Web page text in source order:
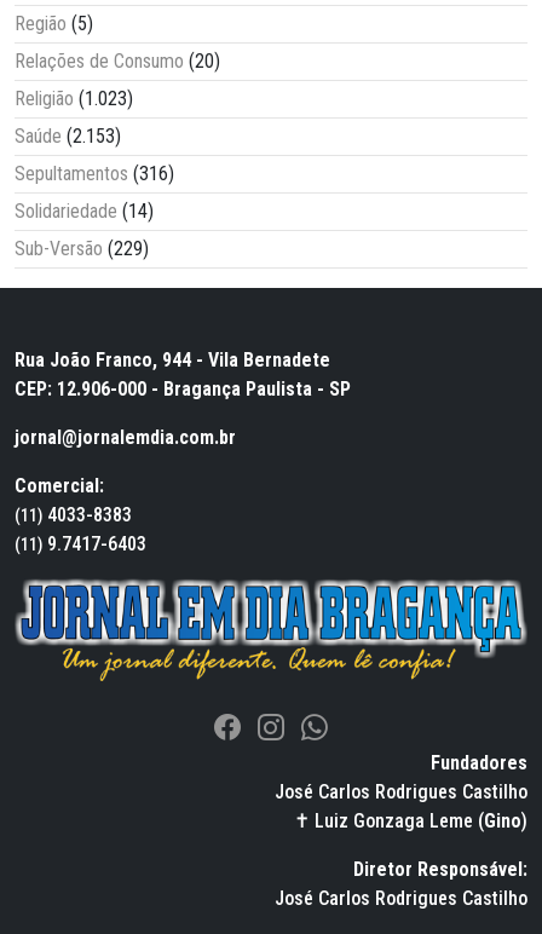
Região (5)
Relações de Consumo (20)
Religião (1.023)
Saúde (2.153)
Sepultamentos (316)
Solidariedade (14)
Sub-Versão (229)
Rua João Franco, 944 - Vila Bernadete
CEP: 12.906-000 - Bragança Paulista - SP
jornal@jornalemdia.com.br
Comercial:
(11) 4033-8383
(11) 9.7417-6403
Fundadores
José Carlos Rodrigues Castilho
✝ Luiz Gonzaga Leme (Gino)
Diretor Responsável:
José Carlos Rodrigues Castilho